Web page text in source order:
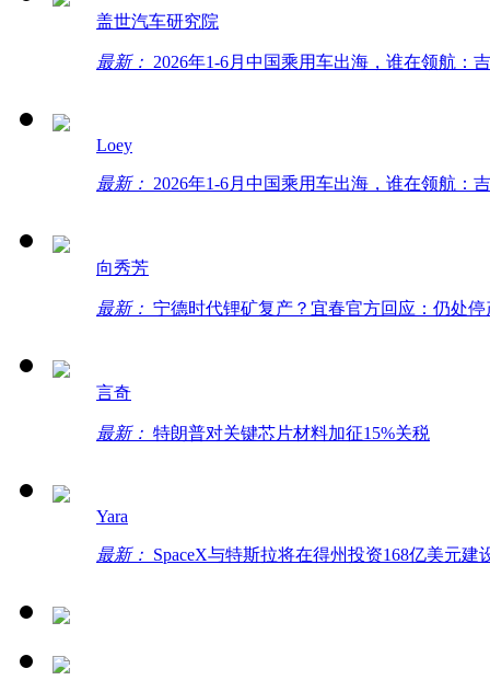
盖世汽车研究院
最新： 2026年1-6月中国乘用车出海，谁在领航：
Loey
最新： 2026年1-6月中国乘用车出海，谁在领航：
向秀芳
最新： 宁德时代锂矿复产？宜春官方回应：仍处
言奇
最新： 特朗普对关键芯片材料加征15%关税
Yara
最新： SpaceX与特斯拉将在得州投资168亿美元建